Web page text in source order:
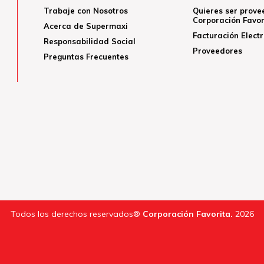
Trabaje con Nosotros
Acerca de Supermaxi
Responsabilidad Social
Preguntas Frecuentes
Quieres ser
Corporación
Facturación
Proveedores
Todos los derechos reservados® Corporación Favorita. 2026